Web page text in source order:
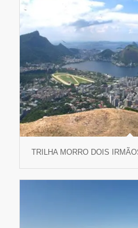
TRILHA MORRO DOIS